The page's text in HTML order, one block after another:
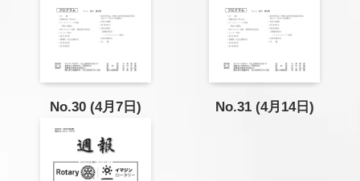
No.30 (4月7日) No.31 (4月14日)